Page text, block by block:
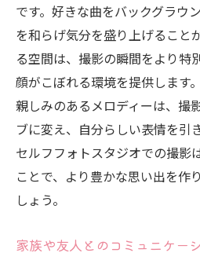
です。好きな曲をバックグラウ
を和らげ気分を盛り上げること
る空間は、撮影の瞬間をより特
顔がこぼれる環境を提供します
親しみのあるメロディーは、撮
ブに変え、自分らしい表情を引
セルフフォトスタジオでの撮影
ことで、より豊かな思い出を作
しょう。
家族や友人とのコミュニケー